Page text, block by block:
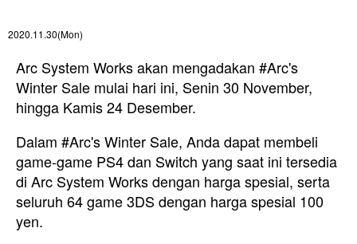
2020.11.30(Mon)
Arc System Works akan mengadakan #Arc's
Winter Sale mulai hari ini, Senin 30 November,
hingga Kamis 24 Desember.
Dalam #Arc's Winter Sale, Anda dapat membeli
game-game PS4 dan Switch yang saat ini tersedia
di Arc System Works dengan harga spesial, serta
seluruh 64 game 3DS dengan harga spesial 100
yen.